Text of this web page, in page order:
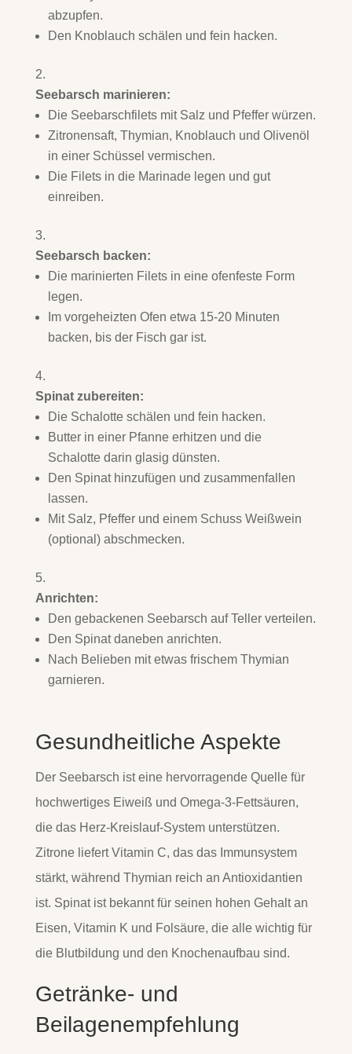
abzupfen.
Den Knoblauch schälen und fein hacken.
Seebarsch marinieren:
Die Seebarschfilets mit Salz und Pfeffer würzen.
Zitronensaft, Thymian, Knoblauch und Olivenöl
in einer Schüssel vermischen.
Die Filets in die Marinade legen und gut
einreiben.
Seebarsch backen:
Die marinierten Filets in eine ofenfeste Form
legen.
Im vorgeheizten Ofen etwa 15-20 Minuten
backen, bis der Fisch gar ist.
Spinat zubereiten:
Die Schalotte schälen und fein hacken.
Butter in einer Pfanne erhitzen und die
Schalotte darin glasig dünsten.
Den Spinat hinzufügen und zusammenfallen
lassen.
Mit Salz, Pfeffer und einem Schuss Weißwein
(optional) abschmecken.
Anrichten:
Den gebackenen Seebarsch auf Teller verteilen.
Den Spinat daneben anrichten.
Nach Belieben mit etwas frischem Thymian
garnieren.
Gesundheitliche Aspekte
Der Seebarsch ist eine hervorragende Quelle für
hochwertiges Eiweiß und Omega-3-Fettsäuren,
die das Herz-Kreislauf-System unterstützen.
Zitrone liefert Vitamin C, das das Immunsystem
stärkt, während Thymian reich an Antioxidantien
ist. Spinat ist bekannt für seinen hohen Gehalt an
Eisen, Vitamin K und Folsäure, die alle wichtig für
die Blutbildung und den Knochenaufbau sind.
Getränke- und
Beilagenempfehlung